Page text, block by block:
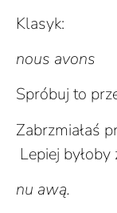
Klasyk:
nous avons
Spróbuj to
Zabrzmiałaś
Lepiej
nu awą.